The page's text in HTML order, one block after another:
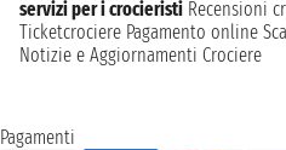
servizi per i crocieristi Recensioni
Ticketcrociere Pagamento online
Notizie e Aggiornamenti Crociere
Pagamenti